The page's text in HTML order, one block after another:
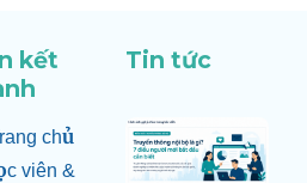
kết
chủ
viên &
Tin tức